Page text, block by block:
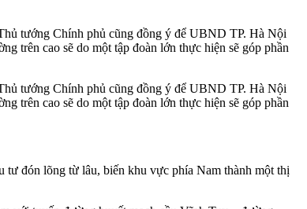
tướng Chính phủ cũng đồng ý để UBND TP. Hà Nội
trên cao sẽ do một tập đoàn lớn thực hiện sẽ góp phần
tướng Chính phủ cũng đồng ý để UBND TP. Hà Nội
trên cao sẽ do một tập đoàn lớn thực hiện sẽ góp phần
tư đón lõng từ lâu, biến khu vực phía Nam thành một thị